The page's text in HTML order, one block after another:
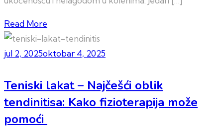
Read More
jul 2, 2025oktobar 4, 2025
Teniski lakat – Najčešći oblik
tendinitisa: Kako fizioterapija može
pomoći